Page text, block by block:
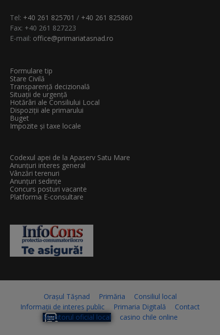
Tel: +40 261 825701 / +40 261 825860
Fax: +40 261 827223
E-mail: office@primariatasnad.ro
Formulare tip
Stare Civilă
Transparenţă decizională
Situații de urgență
Hotărâri ale Consiliului Local
Dispoziții ale primarului
Buget
Impozite și taxe locale
Codexul apei de la Apaserv Satu Mare
Anunțuri interes general
Vânzări terenuri
Anunțuri sedințe
Concurs posturi vacante
Platforma E-consultare
Orașul Tășnad Primăria
Consiliul local
Informații de interes public
Primaria Digitală
Contact
Monitorul oficial local
casino chile online